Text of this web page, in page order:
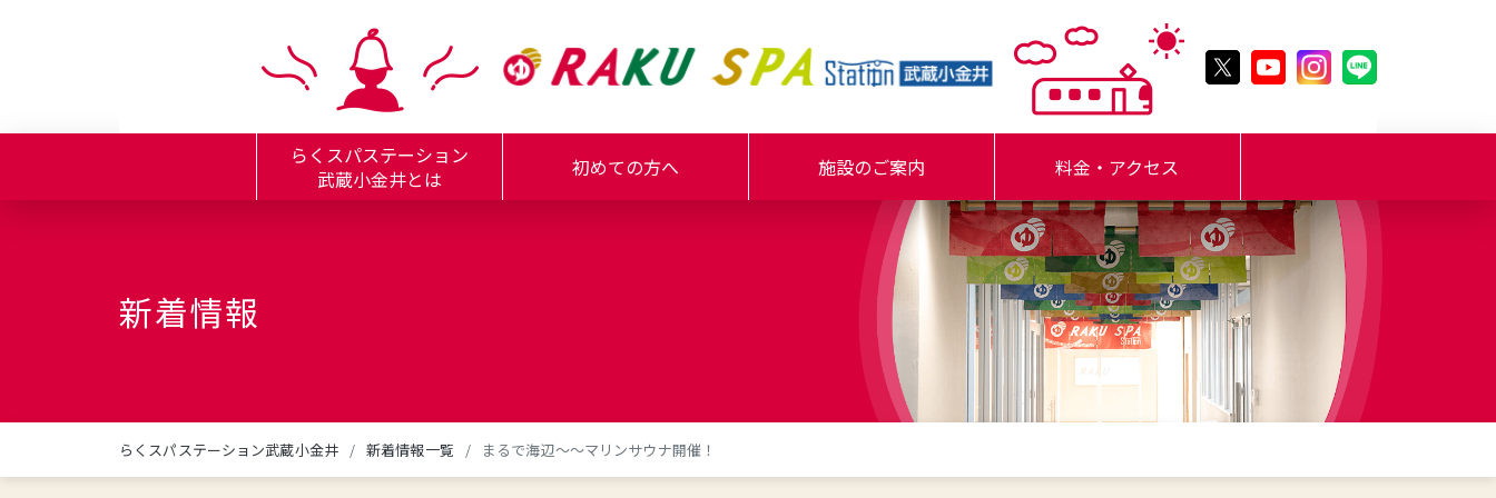
らくスパステーション
武蔵小金井とは
初めての方へ 施設のご案内 料金・アクセス
新着情報
らくスパステーション武蔵小金井 新着情報一覧 まるで海辺～～マリンサウナ開催！